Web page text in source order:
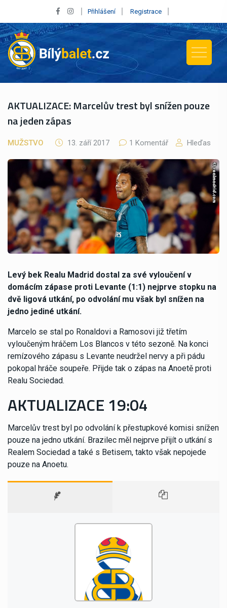
Přihlášení Registrace
AKTUALIZACE: Marcelův trest byl snížen pouze
na jeden zápas
MUŽSTVO 13. září 2017 1 Komentář Hleďas
Levý bek Realu Madrid dostal za své vyloučení v
domácím zápase proti Levante (1:1) nejprve stopku na
dvě ligová utkání, po odvolání mu však byl snížen na
jedno jediné utkání.
Marcelo se stal po Ronaldovi a Ramosovi již třetím
vyloučeným hráčem Los Blancos v této sezoně. Na konci
remízového zápasu s Levante neudržel nervy a při pádu
pokopal hráče soupeře. Přijde tak o zápas na Anoetě proti
Realu Sociedad.
AKTUALIZACE 19:04
Marcelův trest byl po odvolání k přestupkové komisi snížen
pouze na jedno utkání. Brazilec měl nejprve přijít o utkání s
Realem Sociedad a také s Betisem, takto však nepojede
pouze na Anoetu.